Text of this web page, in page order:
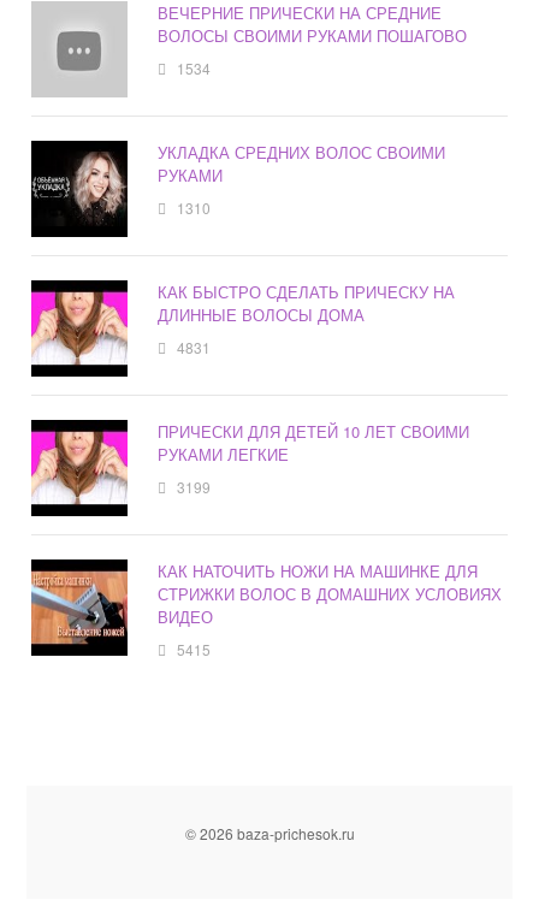
ВЕЧЕРНИЕ ПРИЧЕСКИ НА СРЕДНИЕ
ВОЛОСЫ СВОИМИ РУКАМИ ПОШАГОВО
1534
УКЛАДКА СРЕДНИХ ВОЛОС СВОИМИ
РУКАМИ
1310
КАК БЫСТРО СДЕЛАТЬ ПРИЧЕСКУ НА
ДЛИННЫЕ ВОЛОСЫ ДОМА
4831
ПРИЧЕСКИ ДЛЯ ДЕТЕЙ 10 ЛЕТ СВОИМИ
РУКАМИ ЛЕГКИЕ
3199
КАК НАТОЧИТЬ НОЖИ НА МАШИНКЕ ДЛЯ
СТРИЖКИ ВОЛОС В ДОМАШНИХ УСЛОВИЯХ
ВИДЕО
5415
© 2026 baza-prichesok.ru